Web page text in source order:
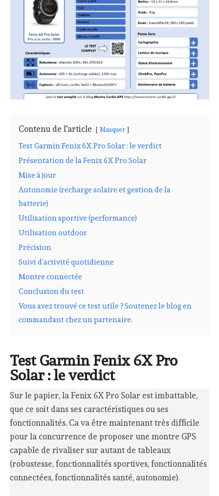
Contenu de l'article Masquer
Test Garmin Fenix 6X Pro Solar : le verdict
Présentation de la Fenix 6X Pro Solar
Mise à jour
Autonomie (recharge solaire et gestion de la
batterie)
Utilisation sportive (performance)
Utilisation outdoor
Précision
Suivi d’activité quotidienne
Montre connectée
Conclusion du test
Vous avez trouvé ce test utile ? Soutenez le blog en
commandant chez un partenaire.
Test Garmin Fenix 6X Pro
Solar : le verdict
Sur le papier, la Fenix 6X Pro Solar est imbattable,
que ce soit dans ses caractéristiques ou ses
fonctionnalités. Ca va être maintenant très difficile
pour la concurrence de proposer une montre GPS
capable de rivaliser sur autant de tableaux
(robustesse, fonctionnalités sportives, fonctionnalités
connectées, fonctionnalités santé, autonomie).